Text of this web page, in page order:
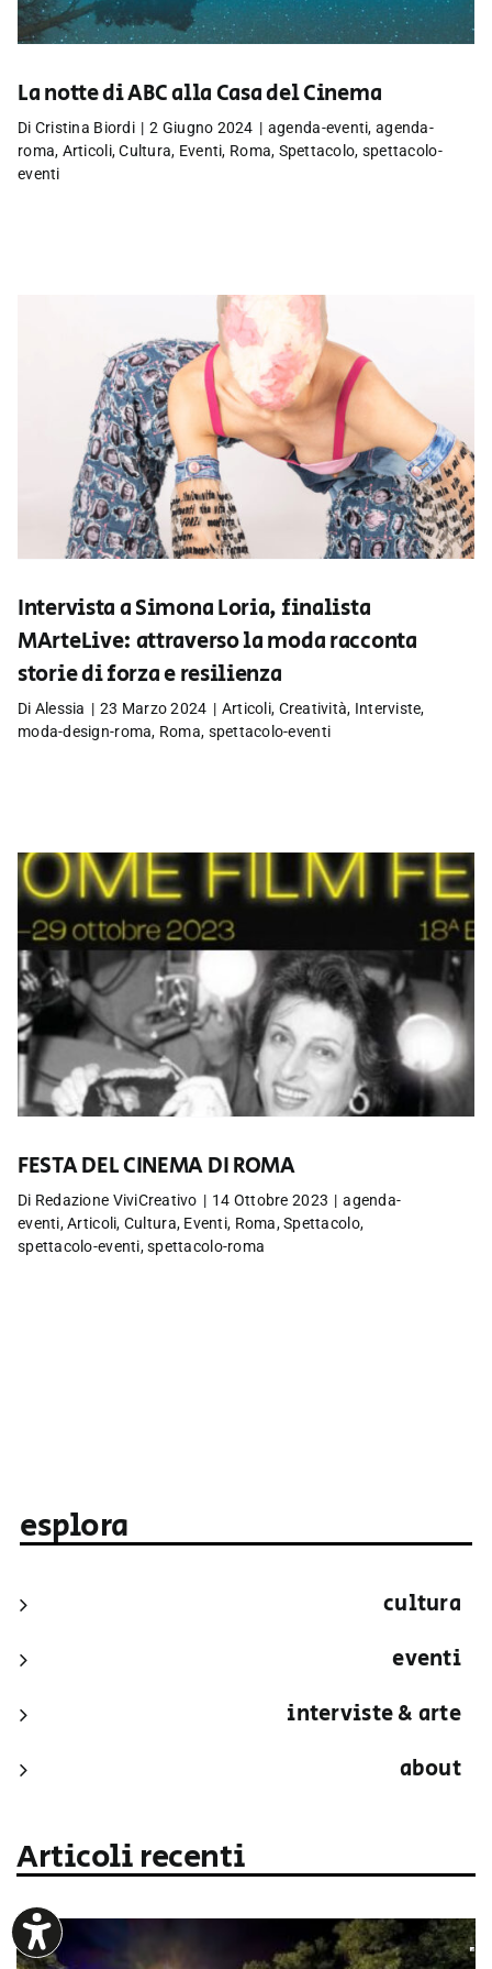
La notte di ABC alla Casa del Cinema
Di Cristina Biordi | 2 Giugno 2024 | agenda-eventi,agenda-
roma, Articoli,Cultura, Eventi, Roma, Spettacolo, spettacolo-
eventi
Intervista a Simona Loria, finalista
MArteLive: attraverso la moda racconta
storie di forza e resilienza
Di Alessia | 23 Marzo 2024 | Articoli, Creatività, Interviste,
moda-design-roma, Roma, spettacolo-eventi
FESTA DEL CINEMA DI ROMA
Di Redazione ViviCreativo | 14 Ottobre 2023 | agenda-
eventi,Articoli, Cultura, Eventi, Roma,Spettacolo,
spettacolo-eventi,spettacolo-roma
esplora
cultura
eventi
interviste & arte
about
Articoli recenti